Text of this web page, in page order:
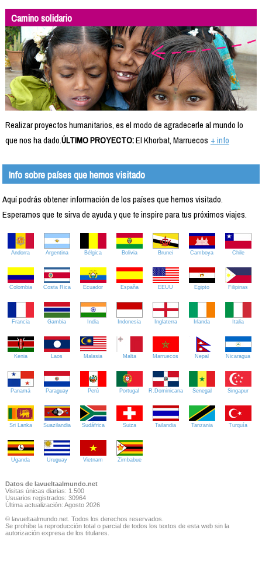
Camino solidario
Realizar proyectos humanitarios, es el modo de agradecerle al mundo lo
que nos ha dado.ÚLTIMO PROYECTO:El Khorbat, Marruecos + info
Info sobre países que hemos visitado
Aquí podrás obtener información de los países que hemos visitado.
Esperamos que te sirva de ayuda y que te inspire para tus próximos viajes.
Andorra Argentina Bélgica Bolivia Brunei Camboya Chile
Colombia Costa Rica Ecuador España EEUU Egipto Filipinas
Francia Gambia India Indonesia Inglaterra Irlanda Italia
Kenia Laos Malasia Malta Marruecos Nepal Nicaragua
Panamá Paraguay Perú Portugal R.Dominicana Senegal Singapur
Sri Lanka Suazilandia Sudáfrica Suiza Tailandia Tanzania Turquía
Uganda Uruguay Vietnam Zimbabue
Datos de lavueltaalmundo.net
Visitas únicas diarias: 1.500
Usuarios registrados: 30964
Última actualización: Agosto 2026
© lavueltaalmundo.net. Todos los derechos reservados.
Se prohíbe la reproducción total o parcial de todos los textos de esta web sin la
autorización expresa de los titulares.